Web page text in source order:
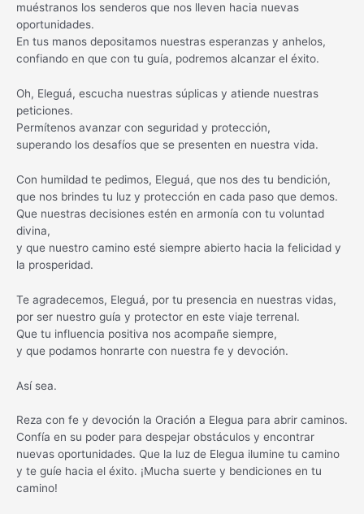
muéstranos los senderos que nos lleven hacia nuevas
oportunidades.
En tus manos depositamos nuestras esperanzas y anhelos,
confiando en que con tu guía, podremos alcanzar el éxito.
Oh, Eleguá, escucha nuestras súplicas y atiende nuestras
peticiones.
Permítenos avanzar con seguridad y protección,
superando los desafíos que se presenten en nuestra vida.
Con humildad te pedimos, Eleguá, que nos des tu bendición,
que nos brindes tu luz y protección en cada paso que demos.
Que nuestras decisiones estén en armonía con tu voluntad
divina,
y que nuestro camino esté siempre abierto hacia la felicidad y
la prosperidad.
Te agradecemos, Eleguá, por tu presencia en nuestras vidas,
por ser nuestro guía y protector en este viaje terrenal.
Que tu influencia positiva nos acompañe siempre,
y que podamos honrarte con nuestra fe y devoción.
Así sea.
Reza con fe y devoción la Oración a Elegua para abrir caminos.
Confía en su poder para despejar obstáculos y encontrar
nuevas oportunidades. Que la luz de Elegua ilumine tu camino
y te guíe hacia el éxito. ¡Mucha suerte y bendiciones en tu
camino!